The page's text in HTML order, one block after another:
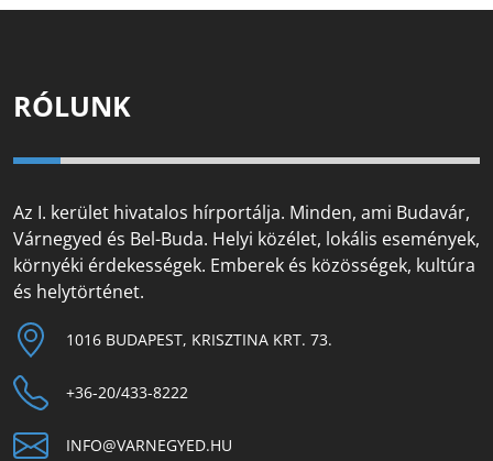
RÓLUNK
Az I. kerület hivatalos hírportálja. Minden, ami Budavár,
Várnegyed és Bel-Buda. Helyi közélet, lokális események,
környéki érdekességek. Emberek és közösségek, kultúra
és helytörténet.
1016 BUDAPEST, KRISZTINA KRT. 73.
+36-20/433-8222
INFO@VARNEGYED.HU